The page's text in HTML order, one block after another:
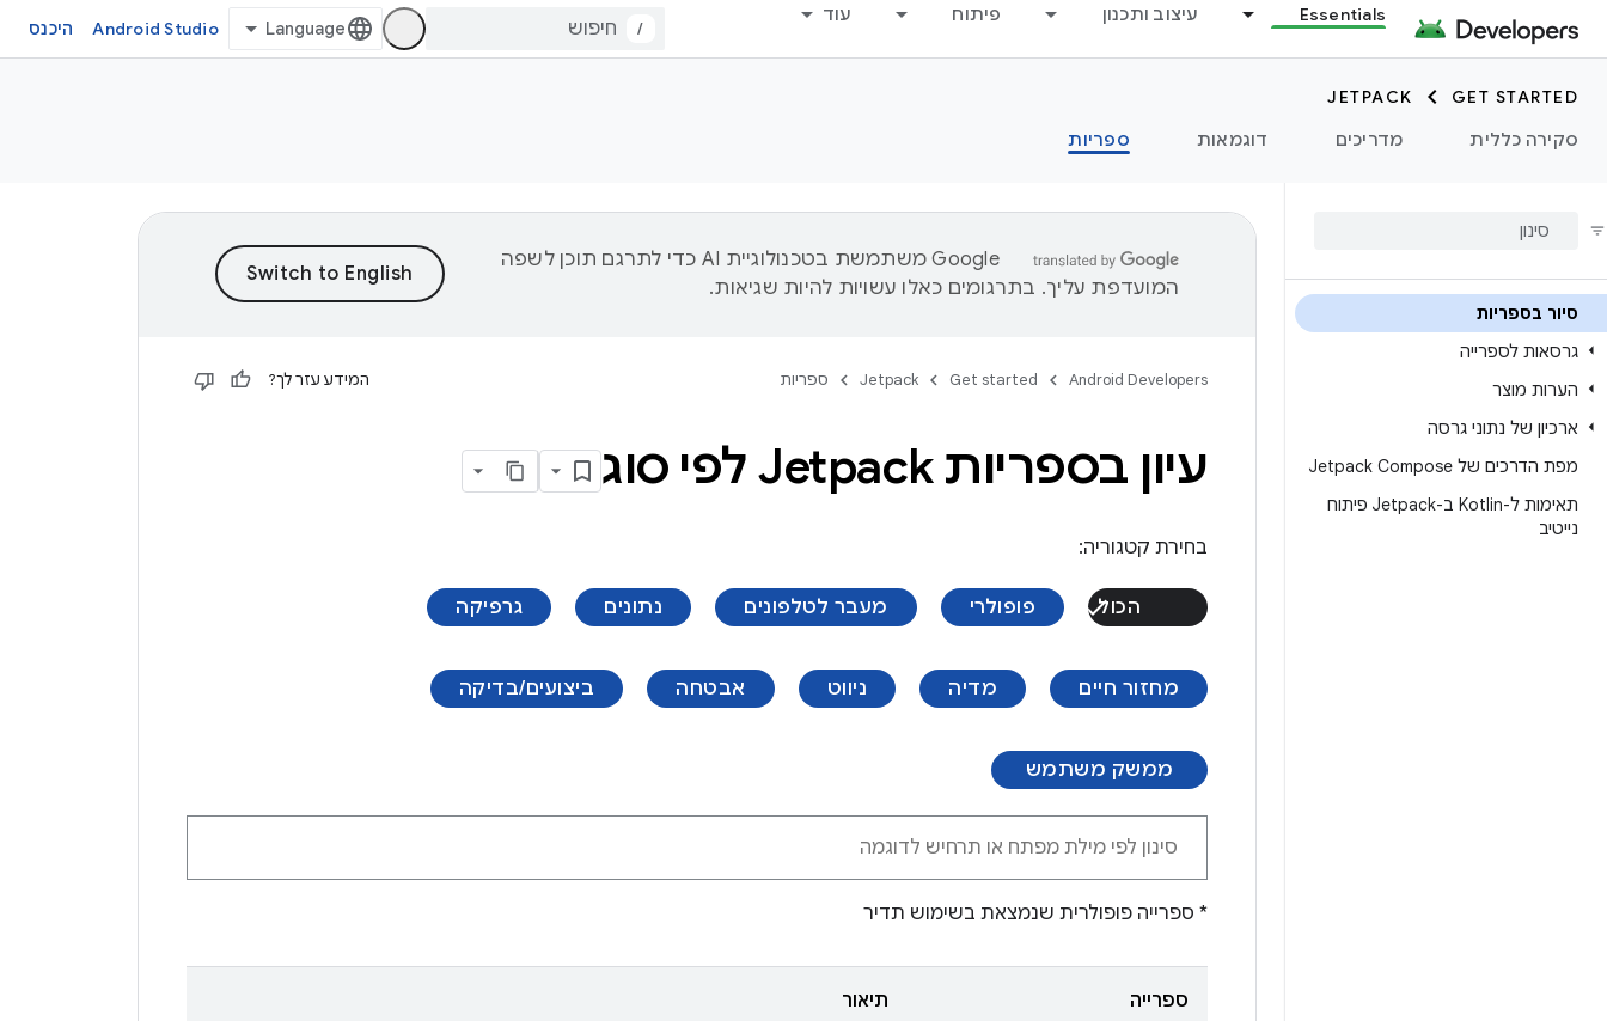
Essentials עיצוב ותכנון פיתוח עוד
/
Android Studio היכנס
GET STARTED
JETPACK
סקירה כללית
מדריכים דוגמאות ספריות
סיור בספריות
גרסאות לספרייה
הערות מוצר
ארכיון של נתוני גרסה
מפת הדרכים של Jetpack Compose
תאימות ל-Kotlin ב-Jetpack פיתוח
נייטיב
‫Google משתמשת בטכנולוגיית AI כדי לתרגם תוכן לשפה
המועדפת עליך. בתרגומים כאלו עשויות להיות שגיאות.
Android Developers
Get started
Jetpack ספריות המידע עזר לך?
עיון בספריות Jetpack לפי סוג
בחירת קטגוריה:
הכול פופולרי מעבר לטלפונים נתונים גרפיקה
מחזור חיים מדיה ניווט אבטחה ביצועים/בדיקה
ממשק משתמש
* ספרייה פופולרית שנמצאת בשימוש תדיר
ספרייה תיאור